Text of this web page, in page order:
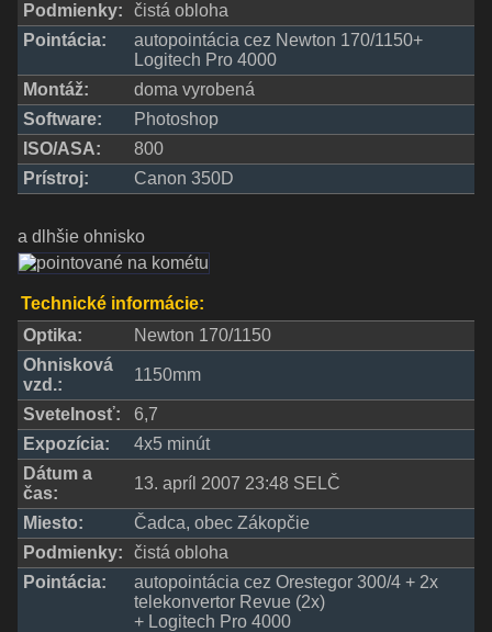
Podmienky:
čistá obloha
Pointácia:
autopointácia cez Newton 170/1150+
Logitech Pro 4000
Montáž:
doma vyrobená
Software:
Photoshop
ISO/ASA:
800
Prístroj:
Canon 350D
a dlhšie ohnisko
Technické informácie:
Optika:
Newton 170/1150
Ohnisková
vzd.:
1150mm
Svetelnosť:
6,7
Expozícia:
4x5 minút
Dátum a
čas:
13. apríl 2007 23:48 SELČ
Miesto:
Čadca, obec Zákopčie
Podmienky:
čistá obloha
Pointácia:
autopointácia cez Orestegor 300/4 + 2x
telekonvertor Revue (2x)
+ Logitech Pro 4000